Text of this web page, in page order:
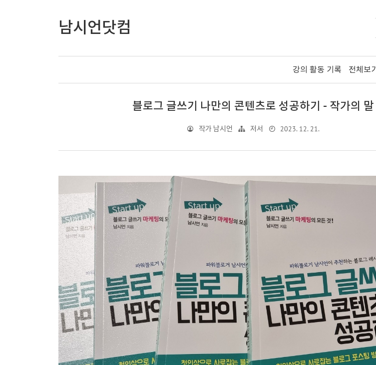
남시언닷컴
강의 활동 기록 전체보기
블로그 글쓰기 나만의 콘텐츠로 성공하기 - 작가의 말
작가 남시언 저서 2023. 12. 21.